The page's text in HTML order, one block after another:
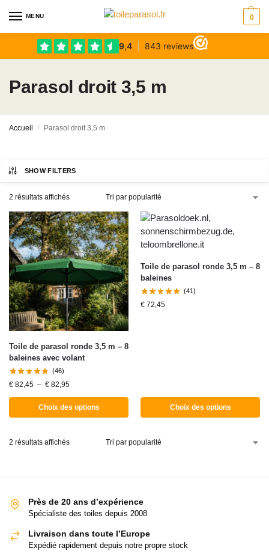
MENU 0
Parasol droit 3,5 m
Accueil / Parasol droit 3,5 m
SHOW FILTERS
2 résultats affichés
Toile de parasol ronde 3,5 m – 8
baleines avec volant
(46)
€ 82,45 – € 82,95
Choix des options
Toile de parasol ronde 3,5 m – 8
baleines
(41)
€ 72,45
Choix des options
2 résultats affichés
Près de 20 ans d’expérience
Spécialiste des toiles depuis 2008
Livraison dans toute l’Europe
Expédié rapidement depuis notre propre stock